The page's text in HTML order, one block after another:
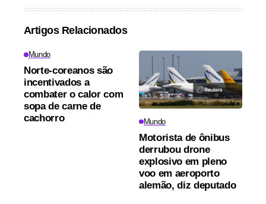
Artigos Relacionados
Mundo
Norte-coreanos são
incentivados a
combater o calor com
sopa de carne de
cachorro
Mundo
Motorista de ônibus
derrubou drone
explosivo em pleno
voo em aeroporto
alemão, diz deputado